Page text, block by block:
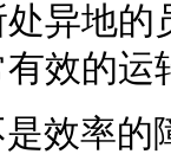
异地
效的运